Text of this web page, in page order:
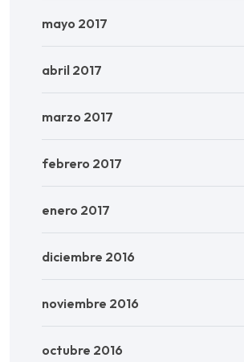
mayo 2017
abril 2017
marzo 2017
febrero 2017
enero 2017
diciembre 2016
noviembre 2016
octubre 2016